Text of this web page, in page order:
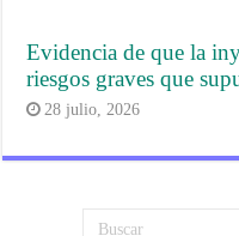
Evidencia de que la
riesgos graves que
28 julio, 2026